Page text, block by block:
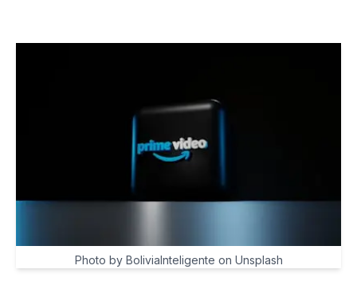
Photo by BoliviaInteligente on Unsplash